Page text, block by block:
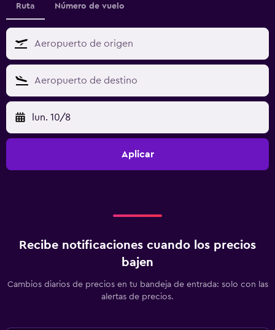
Ruta Número de vuelo
lun. 10/8
Aplicar
Recibe notificaciones cuando los precios
bajen
Cambios diarios de precios en tu bandeja de entrada: solo con las
alertas de precios.